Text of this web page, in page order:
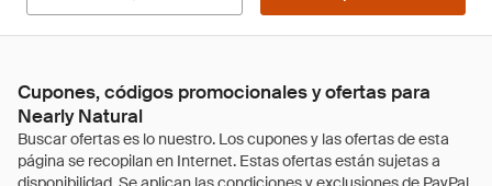
Cupones, códigos promocionales y ofertas para
Nearly Natural